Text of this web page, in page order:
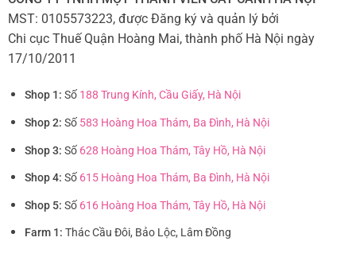
MST: 0105573223, được Đăng ký và quản lý bởi
Chi cục Thuế Quận Hoàng Mai, thành phố Hà Nội ngày
17/10/2011
Shop 1: Số 188 Trung Kính, Cầu Giấy, Hà Nội
Shop 2: Số 583 Hoàng Hoa Thám, Ba Đình, Hà Nội
Shop 3: Số 628 Hoàng Hoa Thám, Tây Hồ, Hà Nội
Shop 4: Số 615 Hoàng Hoa Thám, Ba Đình, Hà Nội
Shop 5: Số 616 Hoàng Hoa Thám, Tây Hồ, Hà Nội
Farm 1: Thác Cầu Đôi, Bảo Lộc, Lâm Đồng